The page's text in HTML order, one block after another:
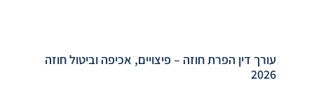
עורך דין הפרת חוזה – פיצויים, אכיפה וביטול חוזה
2026